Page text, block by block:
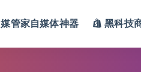
媒管家自媒体神器 黑科技